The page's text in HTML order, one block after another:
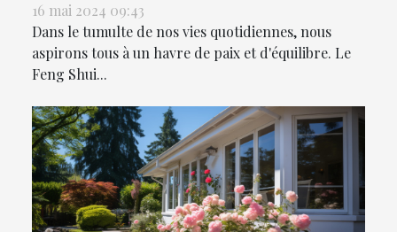
16 mai 2024 09:43
Dans le tumulte de nos vies quotidiennes, nous
aspirons tous à un havre de paix et d'équilibre. Le
Feng Shui...